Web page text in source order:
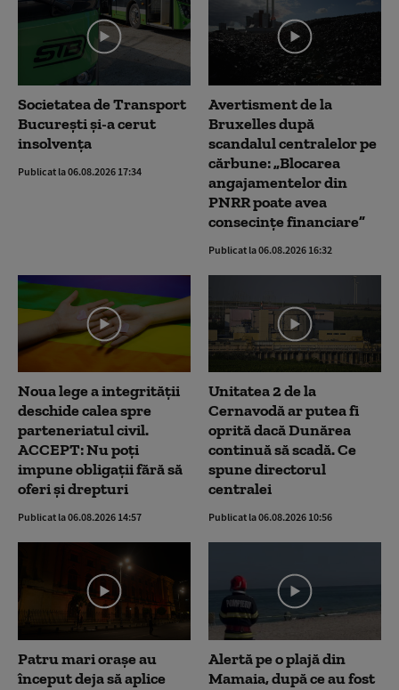
Societatea de Transport
București și-a cerut
insolvența
Publicat la 06.08.2026 17:34
Avertisment de la
Bruxelles după
scandalul centralelor pe
cărbune: „Blocarea
angajamentelor din
PNRR poate avea
consecințe financiare”
Publicat la 06.08.2026 16:32
Noua lege a integrității
deschide calea spre
parteneriatul civil.
ACCEPT: Nu poți
impune obligații fără să
oferi și drepturi
Publicat la 06.08.2026 14:57
Unitatea 2 de la
Cernavodă ar putea fi
oprită dacă Dunărea
continuă să scadă. Ce
spune directorul
centralei
Publicat la 06.08.2026 10:56
Patru mari orașe au
început deja să aplice
Alertă pe o plajă din
Mamaia, după ce au fost